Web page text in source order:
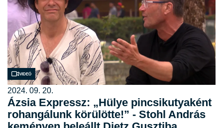
Videó
2024. 09. 20.
Ázsia Expressz: „Hülye pincsikutyaként
rohangálunk körülötte!” - Stohl András